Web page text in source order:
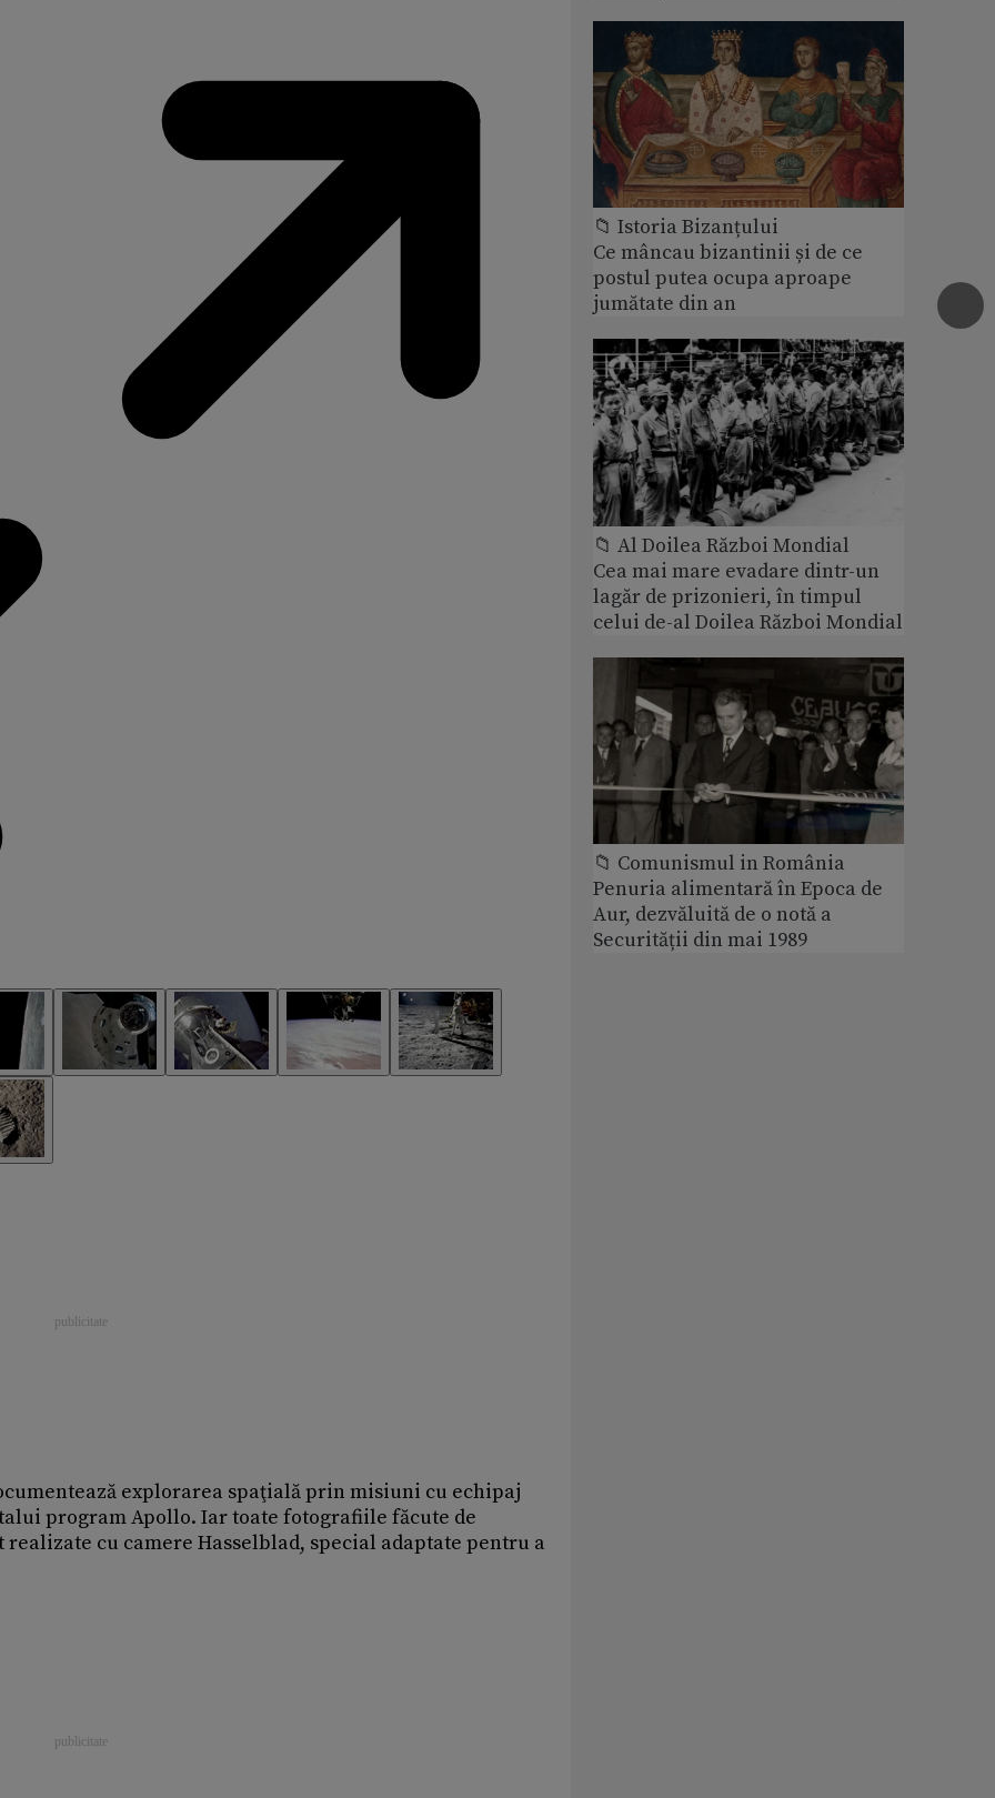
explorarea spaţială prin misiuni cu echipaj
program Apollo. Iar toate fotografiile făcute de
cu camere Hasselblad, special adaptate pentru a
📁 Istoria Bizanțului
Ce mâncau bizantinii și de ce
postul putea ocupa aproape
jumătate din an
📁 Al Doilea Război Mondial
Cea mai mare evadare dintr-un
lagăr de prizonieri, în timpul
celui de-al Doilea Război Mondial
📁 Comunismul in România
Penuria alimentară în Epoca de
Aur, dezvăluită de o notă a
Securității din mai 1989